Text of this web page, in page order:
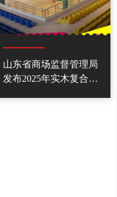
山东省商场监督管理局
发布2025年实木复合地